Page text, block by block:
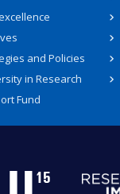
and Policies
in Research
Fund